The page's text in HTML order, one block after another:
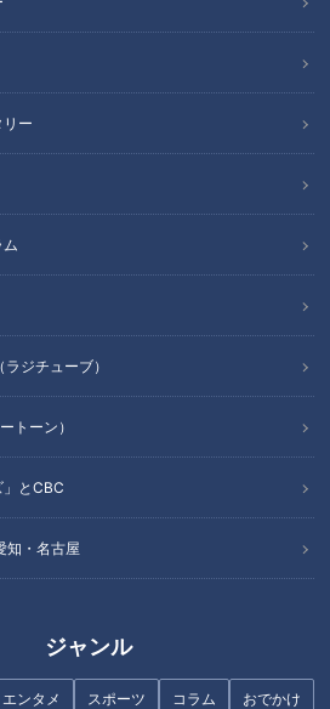
ー
ジチューブ）
トーン）
とCBC
知・名古屋
ジャンル
エンタメ スポーツ コラム おでかけ
へのおすすめ
愛さ
ただ
ほぼ三重・南伊勢町だけ愛され
フード『神前丼（かみさきど
ん）』をいただきます！【チャ
れフ
ほぼ岐阜・池田町だけ愛されフ